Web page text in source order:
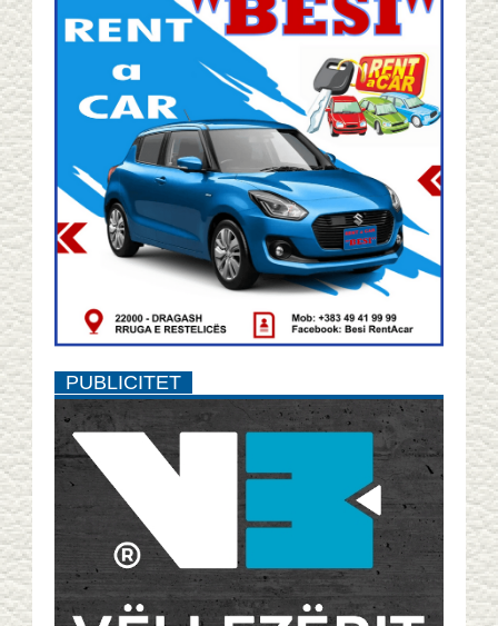
PUBLICITET